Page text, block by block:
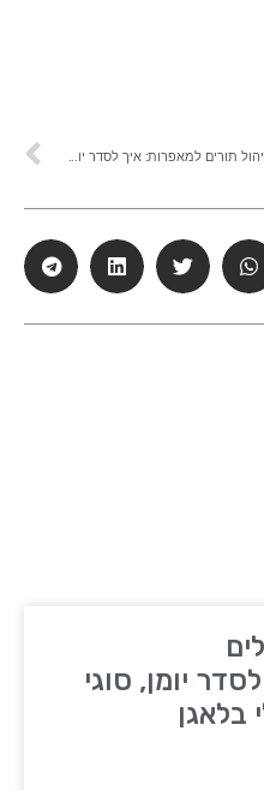
ניהול תורים למאפרות: איך לסדר יומן עמוס ולעבוד יותר מסודר
יומן, סוגי
בלאגן